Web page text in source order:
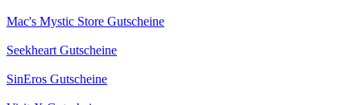
Mac's Mystic Store Gutscheine
Seekheart Gutscheine
SinEros Gutscheine